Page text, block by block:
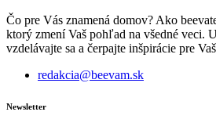
Čo pre Vás znamená domov? Ako
ktorý zmení Vaš pohľad na všedné veci.
vzdelávajte sa a čerpajte inšpirácie pre
redakcia@beevam.sk
Newsletter